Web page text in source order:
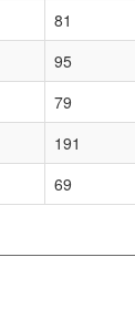
81
95
79
191
69